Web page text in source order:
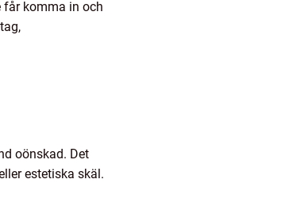
får komma in och
oönskad. Det
estetiska skäl.